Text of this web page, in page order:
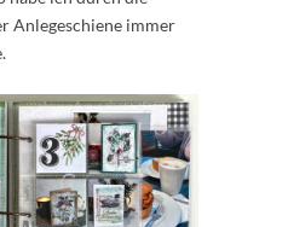
Anlegeschiene immer